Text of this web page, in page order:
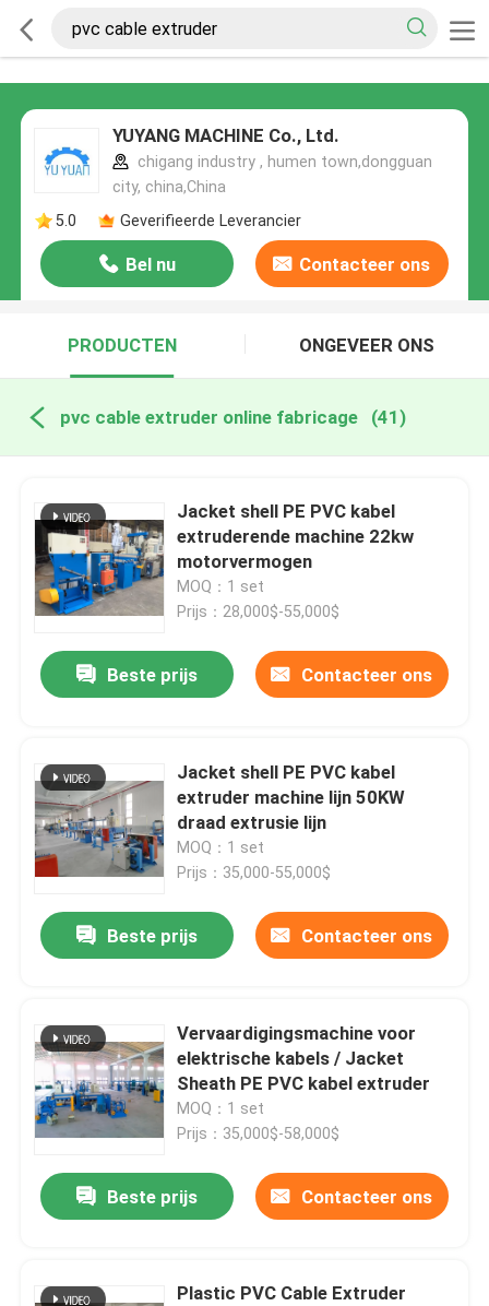
YUYANG MACHINE Co., Ltd.
chigang industry , humen town,dongguan
city, china,China
5.0
Geverifieerde Leverancier
Bel nu Contacteer ons
PRODUCTEN ONGEVEER ONS
pvc cable extruder online fabricage (41)
Jacket shell PE PVC kabel
extruderende machine 22kw
motorvermogen
MOQ：1 set
Prijs：28,000$-55,000$
Beste prijs Contacteer ons
Jacket shell PE PVC kabel
extruder machine lijn 50KW
draad extrusie lijn
MOQ：1 set
Prijs：35,000-55,000$
Beste prijs Contacteer ons
Vervaardigingsmachine voor
elektrische kabels / Jacket
Sheath PE PVC kabel extruder
MOQ：1 set
Prijs：35,000$-58,000$
Beste prijs Contacteer ons
Plastic PVC Cable Extruder